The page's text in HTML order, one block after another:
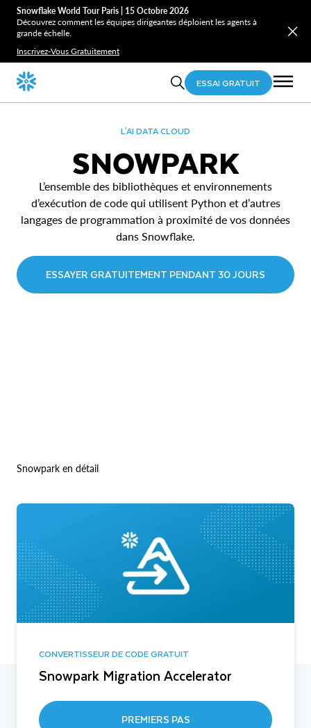
Snowflake World Tour Paris | 15 Octobre 2026
Découvrez comment les équipes dirigeantes déploient les agents à
grande échelle.
Inscrivez-Vous Gratuitement
ESSAI GRATUIT
L'AI DATA CLOUD
SNOWPARK
L’ensemble des bibliothèques et environnements
d’exécution de code qui utilisent Python et d’autres
langages de programmation à proximité de vos données
dans Snowflake.
ESSAYER GRATUITEMENT PENDANT 30 JOURS
Snowpark en détail
CONVERTISSEUR DE CODE GRATUIT
Snowpark Migration Accelerator
PREMIERS PAS